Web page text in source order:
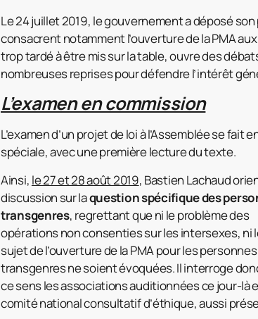
Le 24 juillet 2019, le gouvernement a déposé
consacrent notamment l’ouverture de la PMA
trop tardé à être mis sur la table, ouvre des
nombreuses reprises pour défendre l’intérêt
L’examen en commission
L’examen d’un projet de loi à l’Assemblée se
spéciale, avec une première lecture du texte.
Ainsi, le 27 et 28 août 2019, Bastien Lachaud
discussion sur laquestion spécifique des
transgenres, regrettant que ni le problème des
opérations non consenties sur les intersexes, ni
sujet de l’ouverture de la PMA pour les personnes
transgenres ne soient évoquées. Il interroge
ce sens les associations auditionnées ce jour-là
comité national consultatif d’éthique, aussi